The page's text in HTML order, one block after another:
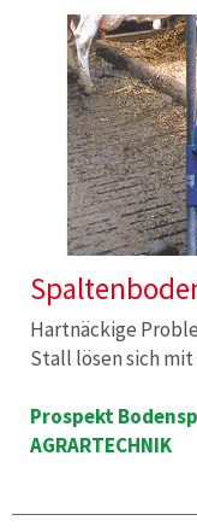
Hartnäckige
Stall lösen sich
Prospekt
AGRARTECHNIK